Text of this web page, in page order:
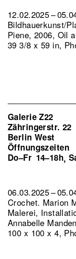
12.02.2025 –
Bildhauerkunst/
Piene, 2006, Oil
39 3/8 x 59 in,
Galerie Z22
Zähringerstr. 22
Berlin West
Öffnungszeiten
Do–Fr 14–18h,
06.03.2025 –
Crochet. Marion
Malerei,
Annabelle
100 x 100 x 4,